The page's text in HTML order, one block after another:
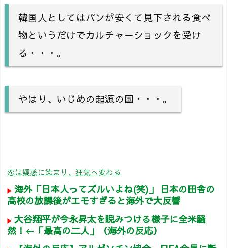
韓国人としてはパンが安くて見下される食べ
物というだけでカルチャーショックを受け
る・・・。
やはり、いじめの起源の国・・・。
恋は疑惑に染まり、狂気へ変わる
海外「日本人ってズルいよね(笑)」 日本の田舎の
高校の放課後がエモすぎると海外で大反響
大谷翔平が今永昇太を睨みつける様子に全米騒
然！←「最高の二人」（海外の反応）